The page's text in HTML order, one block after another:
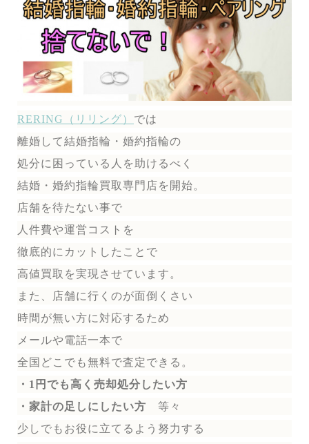
RERING（リリング） では
離婚して結婚指輪・婚約指輪の
処分に困っている人を助けるべく
結婚・婚約指輪買取専門店を開始。
店舗を待たない事で
人件費や運営コストを
徹底的にカットしたことで
高値買取を実現させています。
また、店舗に行くのが面倒くさい
時間が無い方に対応するため
メールや電話一本で
全国どこでも無料で査定できる。
・1円でも高く売却処分したい方
・家計の足しにしたい方 等々
少しでもお役に立てるよう努力する